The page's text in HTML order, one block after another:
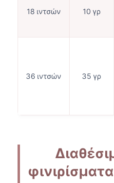
18 ιντσών 10 γρ
36 ιντσών 35 γρ